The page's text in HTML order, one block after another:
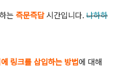
는 즉문즉답 시간입니다. 냐하하
링크를 삽입하는 방법에 대해